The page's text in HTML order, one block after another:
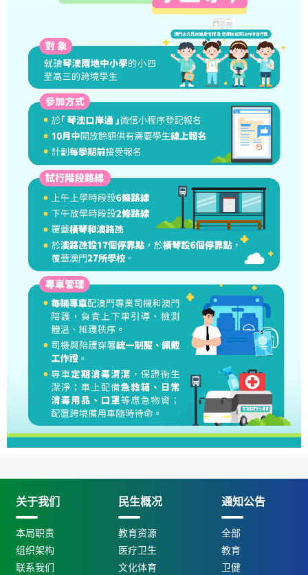
关于我们
本局职责
组织架构
联系我们
民生概况
教育资源
医疗卫生
文化体育
通知公告
全部
教育
卫健